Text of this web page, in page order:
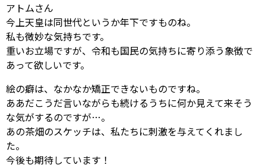
アトムさん
今上天皇は同世代というか年下ですものね。
私も微妙な気持ちです。
重いお立場ですが、令和も国民の気持ちに寄り添う象徴で
あって欲しいです。
絵の癖は、なかなか矯正できないものですね。
ああだこうだ言いながらも続けるうちに何か見えて来そう
な気がするのですが…。
あの茶畑のスケッチは、私たちに刺激を与えてくれまし
た。
今後も期待しています！